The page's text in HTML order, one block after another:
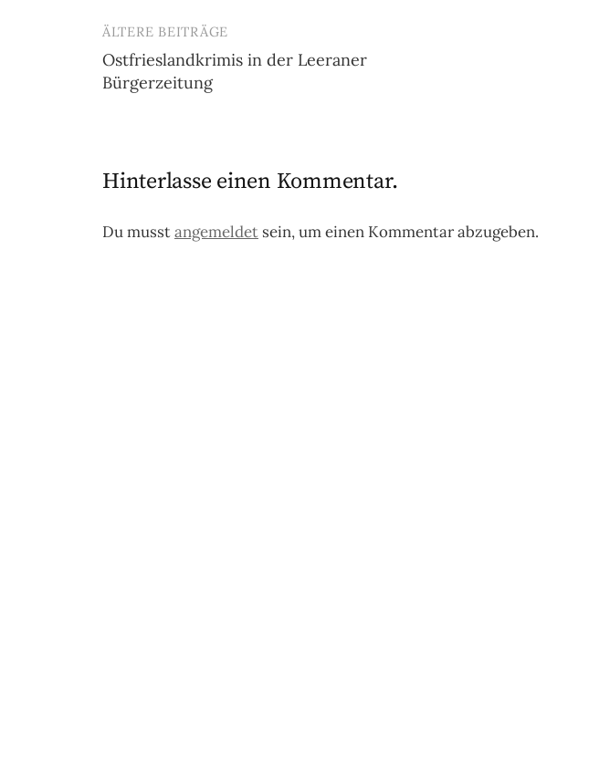
Beitragsnavigation
ÄLTERE BEITRÄGE
Ostfrieslandkrimis in der Leeraner
Bürgerzeitung
Hinterlasse einen Kommentar.
Du musstangemeldet sein, um einen Kommentar abzugeben.